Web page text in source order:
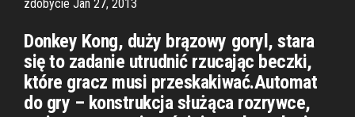
zdobycie Jan 27, 2013
Donkey Kong, duży brązowy goryl, stara
się to zadanie utrudnić rzucając beczki,
które gracz musi przeskakiwać.Automat
do gry – konstrukcja służąca rozrywce,